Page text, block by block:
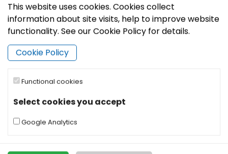
This website uses cookies. Cookies collect
information about site visits, help to improve website
functionality. See our Cookie Policy for details.
Cookie Policy
Functional cookies
Select cookies you accept
Google Analytics